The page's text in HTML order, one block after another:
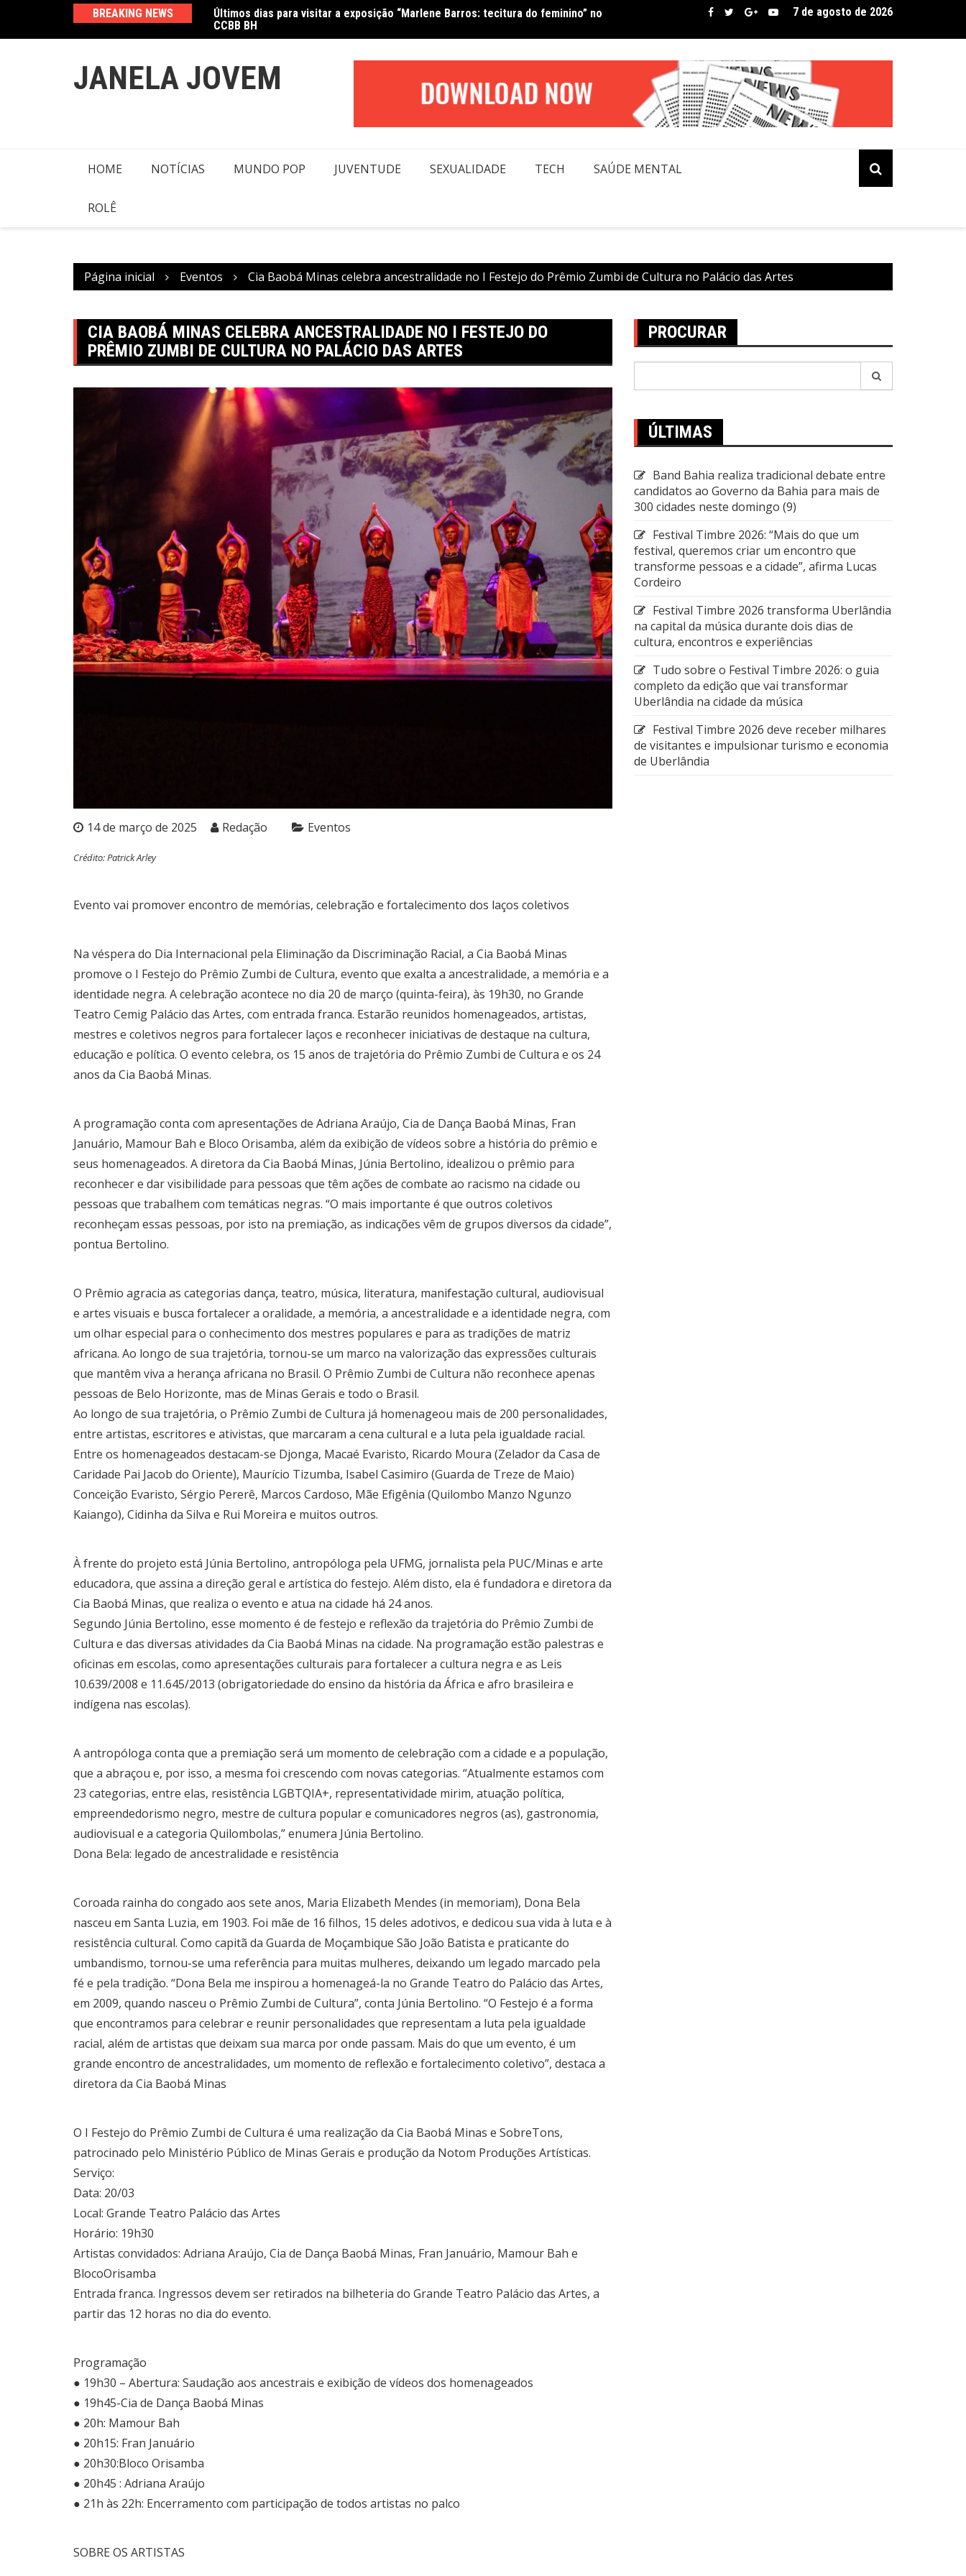
o
BREAKING NEWS
Amanda Mangili transforma beleza e inclusão em conexão real nas redes
Van Nobre assina lista de convidados em festival que revela novos
7 de agosto de 2026
JANELA JOVEM
HOME NOTÍCIAS MUNDO POP JUVENTUDE SEXUALIDADE TECH SAÚDE MENTAL
ROLÊ
Página inicial Eventos Cia Baobá Minas celebra ancestralidade no I Festejo do Prêmio Zumbi de Cultura no Palácio das Artes
CIA BAOBÁ MINAS CELEBRA ANCESTRALIDADE NO I FESTEJO DO
PRÊMIO ZUMBI DE CULTURA NO PALÁCIO DAS ARTES
14 de março de 2025 Redação Eventos
Crédito: Patrick Arley
Evento vai promover encontro de memórias, celebração e fortalecimento dos laços coletivos
Na véspera do Dia Internacional pela Eliminação da Discriminação Racial, a Cia Baobá Minas
promove o I Festejo do Prêmio Zumbi de Cultura, evento que exalta a ancestralidade, a memória e a
identidade negra. A celebração acontece no dia 20 de março (quinta-feira), às 19h30, no Grande
Teatro Cemig Palácio das Artes, com entrada franca. Estarão reunidos homenageados, artistas,
mestres e coletivos negros para fortalecer laços e reconhecer iniciativas de destaque na cultura,
educação e política. O evento celebra, os 15 anos de trajetória do Prêmio Zumbi de Cultura e os 24
anos da Cia Baobá Minas.
A programação conta com apresentações de Adriana Araújo, Cia de Dança Baobá Minas, Fran
Januário, Mamour Bah e Bloco Orisamba, além da exibição de vídeos sobre a história do prêmio e
seus homenageados. A diretora da Cia Baobá Minas, Júnia Bertolino, idealizou o prêmio para
reconhecer e dar visibilidade para pessoas que têm ações de combate ao racismo na cidade ou
pessoas que trabalhem com temáticas negras. “O mais importante é que outros coletivos
reconheçam essas pessoas, por isto na premiação, as indicações vêm de grupos diversos da cidade”,
pontua Bertolino.
O Prêmio agracia as categorias dança, teatro, música, literatura, manifestação cultural, audiovisual
e artes visuais e busca fortalecer a oralidade, a memória, a ancestralidade e a identidade negra, com
um olhar especial para o conhecimento dos mestres populares e para as tradições de matriz
africana. Ao longo de sua trajetória, tornou-se um marco na valorização das expressões culturais
que mantêm viva a herança africana no Brasil. O Prêmio Zumbi de Cultura não reconhece apenas
pessoas de Belo Horizonte, mas de Minas Gerais e todo o Brasil.
Ao longo de sua trajetória, o Prêmio Zumbi de Cultura já homenageou mais de 200 personalidades,
entre artistas, escritores e ativistas, que marcaram a cena cultural e a luta pela igualdade racial.
Entre os homenageados destacam-se Djonga, Macaé Evaristo, Ricardo Moura (Zelador da Casa de
Caridade Pai Jacob do Oriente), Maurício Tizumba, Isabel Casimiro (Guarda de Treze de Maio)
Conceição Evaristo, Sérgio Pererê, Marcos Cardoso, Mãe Efigênia (Quilombo Manzo Ngunzo
Kaiango), Cidinha da Silva e Rui Moreira e muitos outros.
À frente do projeto está Júnia Bertolino, antropóloga pela UFMG, jornalista pela PUC/Minas e arte
educadora, que assina a direção geral e artística do festejo. Além disto, ela é fundadora e diretora da
Cia Baobá Minas, que realiza o evento e atua na cidade há 24 anos.
Segundo Júnia Bertolino, esse momento é de festejo e reflexão da trajetória do Prêmio Zumbi de
Cultura e das diversas atividades da Cia Baobá Minas na cidade. Na programação estão palestras e
oficinas em escolas, como apresentações culturais para fortalecer a cultura negra e as Leis
10.639/2008 e 11.645/2013 (obrigatoriedade do ensino da história da África e afro brasileira e
indígena nas escolas).
A antropóloga conta que a premiação será um momento de celebração com a cidade e a população,
que a abraçou e, por isso, a mesma foi crescendo com novas categorias. “Atualmente estamos com
23 categorias, entre elas, resistência LGBTQIA+, representatividade mirim, atuação política,
empreendedorismo negro, mestre de cultura popular e comunicadores negros (as), gastronomia,
audiovisual e a categoria Quilombolas,” enumera Júnia Bertolino.
Dona Bela: legado de ancestralidade e resistência
Coroada rainha do congado aos sete anos, Maria Elizabeth Mendes (in memoriam), Dona Bela
nasceu em Santa Luzia, em 1903. Foi mãe de 16 filhos, 15 deles adotivos, e dedicou sua vida à luta e à
resistência cultural. Como capitã da Guarda de Moçambique São João Batista e praticante do
umbandismo, tornou-se uma referência para muitas mulheres, deixando um legado marcado pela
fé e pela tradição. “Dona Bela me inspirou a homenageá-la no Grande Teatro do Palácio das Artes,
em 2009, quando nasceu o Prêmio Zumbi de Cultura”, conta Júnia Bertolino. “O Festejo é a forma
que encontramos para celebrar e reunir personalidades que representam a luta pela igualdade
racial, além de artistas que deixam sua marca por onde passam. Mais do que um evento, é um
grande encontro de ancestralidades, um momento de reflexão e fortalecimento coletivo”, destaca a
diretora da Cia Baobá Minas
O I Festejo do Prêmio Zumbi de Cultura é uma realização da Cia Baobá Minas e SobreTons,
patrocinado pelo Ministério Público de Minas Gerais e produção da Notom Produções Artísticas.
Serviço:
Data: 20/03
Local: Grande Teatro Palácio das Artes
Horário: 19h30
Artistas convidados: Adriana Araújo, Cia de Dança Baobá Minas, Fran Januário, Mamour Bah e
BlocoOrisamba
Entrada franca. Ingressos devem ser retirados na bilheteria do Grande Teatro Palácio das Artes, a
partir das 12 horas no dia do evento.
Programação
● 19h30 – Abertura: Saudação aos ancestrais e exibição de vídeos dos homenageados
● 19h45-Cia de Dança Baobá Minas
● 20h: Mamour Bah
● 20h15: Fran Januário
● 20h30:Bloco Orisamba
● 20h45 : Adriana Araújo
● 21h às 22h: Encerramento com participação de todos artistas no palco
SOBRE OS ARTISTAS
PROCURAR
ÚLTIMAS
Band Bahia realiza tradicional debate entre
candidatos ao Governo da Bahia para mais de
300 cidades neste domingo (9)
Festival Timbre 2026: “Mais do que um
festival, queremos criar um encontro que
transforme pessoas e a cidade”, afirma Lucas
Cordeiro
Festival Timbre 2026 transforma Uberlândia
na capital da música durante dois dias de
cultura, encontros e experiências
Tudo sobre o Festival Timbre 2026: o guia
completo da edição que vai transformar
Uberlândia na cidade da música
Festival Timbre 2026 deve receber milhares
de visitantes e impulsionar turismo e economia
de Uberlândia